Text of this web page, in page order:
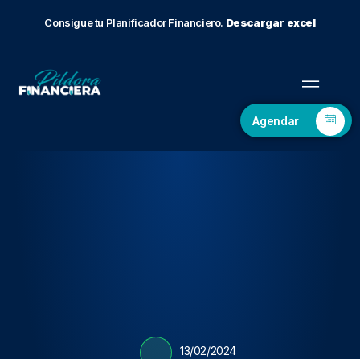
Consigue tu Planificador Financiero. Descargar excel
Agendar
13/02/2024